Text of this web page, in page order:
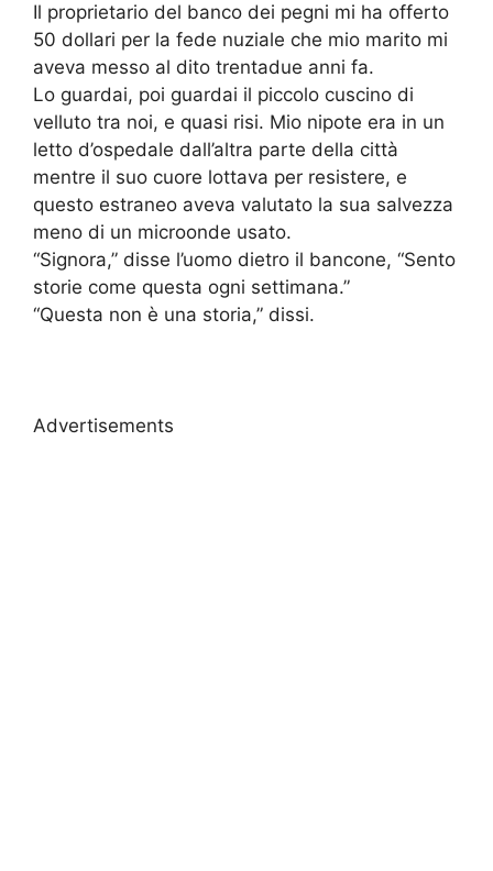
Il proprietario del banco dei pegni mi ha offerto
50 dollari per la fede nuziale che mio marito mi
aveva messo al dito trentadue anni fa.
Lo guardai, poi guardai il piccolo cuscino di
velluto tra noi, e quasi risi. Mio nipote era in un
letto d’ospedale dall’altra parte della città
mentre il suo cuore lottava per resistere, e
questo estraneo aveva valutato la sua salvezza
meno di un microonde usato.
“Signora,” disse l’uomo dietro il bancone, “Sento
storie come questa ogni settimana.”
“Questa non è una storia,” dissi.
Advertisements